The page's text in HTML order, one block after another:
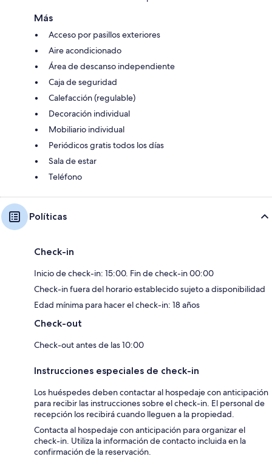
Más
Acceso por pasillos exteriores
Aire acondicionado
Área de descanso independiente
Caja de seguridad
Calefacción (regulable)
Decoración individual
Mobiliario individual
Periódicos gratis todos los días
Sala de estar
Teléfono
Políticas
Check-in
Inicio de check-in: 15:00. Fin de check-in 00:00
Check-in fuera del horario establecido sujeto a disponibilidad
Edad mínima para hacer el check-in: 18 años
Check-out
Check-out antes de las 10:00
Instrucciones especiales de check-in
Los huéspedes deben contactar al hospedaje con anticipación
para recibir las instrucciones sobre el check-in. El personal de
recepción los recibirá cuando lleguen a la propiedad.
Contacta al hospedaje con anticipación para organizar el
check-in. Utiliza la información de contacto incluida en la
confirmación de la reservación.